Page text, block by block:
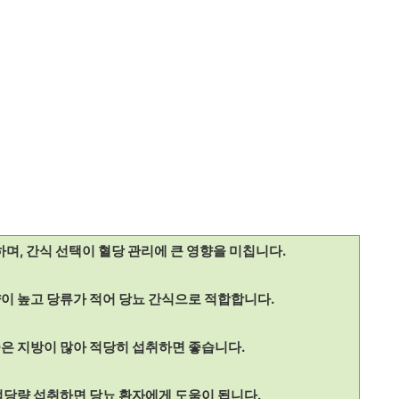
, 간식 선택이 혈당 관리에 큰 영향을 미칩니다.
높고 당류가 적어 당뇨 간식으로 적합합니다.
지방이 많아 적당히 섭취하면 좋습니다.
량 섭취하면 당뇨 환자에게 도움이 됩니다.